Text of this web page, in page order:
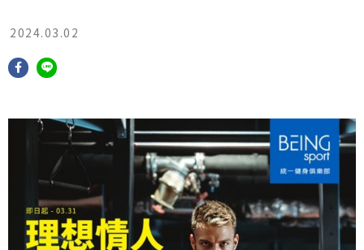
2024.03.02